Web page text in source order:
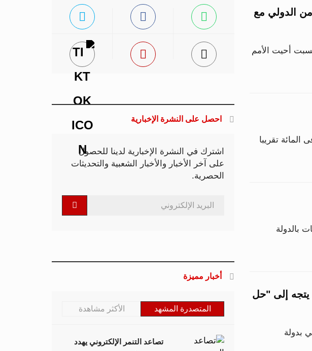
الدولي مع
أحيت الأمم
تقريبا
بالدولة
يتجه إلى "حل
بدولة
احصل على النشرة الإخبارية
اشترك في النشرة الإخبارية لدينا للحصول
على آخر الأخبار والأخبار الشعبية والتحديثات
الحصرية.
أخبار مميزة
المتصدرة المشهد الأكثر مشاهدة
تصاعد التنمر الإلكتروني يهدد